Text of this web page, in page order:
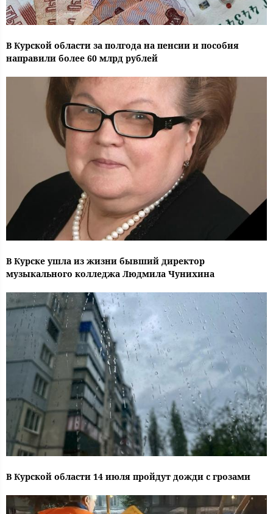
В Курской области за полгода на пенсии и пособия
направили более 60 млрд рублей
В Курске ушла из жизни бывший директор
музыкального колледжа Людмила Чунихина
В Курской области 14 июля пройдут дожди с грозами